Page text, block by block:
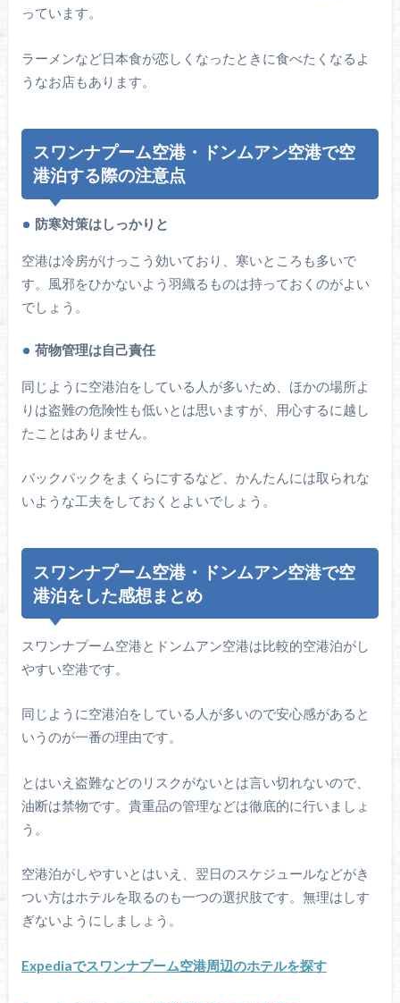
っています。
ラーメンなど日本食が恋しくなったときに食べたくなるよ
うなお店もあります。
スワンナプーム空港・ドンムアン空港で空
港泊する際の注意点
防寒対策はしっかりと
空港は冷房がけっこう効いており、寒いところも多いで
す。風邪をひかないよう羽織るものは持っておくのがよい
でしょう。
荷物管理は自己責任
同じように空港泊をしている人が多いため、ほかの場所よ
りは盗難の危険性も低いとは思いますが、用心するに越し
たことはありません。
バックパックをまくらにするなど、かんたんには取られな
いような工夫をしておくとよいでしょう。
スワンナプーム空港・ドンムアン空港で空
港泊をした感想まとめ
スワンナプーム空港とドンムアン空港は比較的空港泊がし
やすい空港です。
同じように空港泊をしている人が多いので安心感があると
いうのが一番の理由です。
とはいえ盗難などのリスクがないとは言い切れないので、
油断は禁物です。貴重品の管理などは徹底的に行いましょ
う。
空港泊がしやすいとはいえ、翌日のスケジュールなどがき
つい方はホテルを取るのも一つの選択肢です。無理はしす
ぎないようにしましょう。
Expediaでスワンナプーム空港周辺のホテルを探す